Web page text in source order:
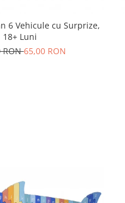
6 Vehicule cu Surprize,
18+ Luni
RON65,00 RON